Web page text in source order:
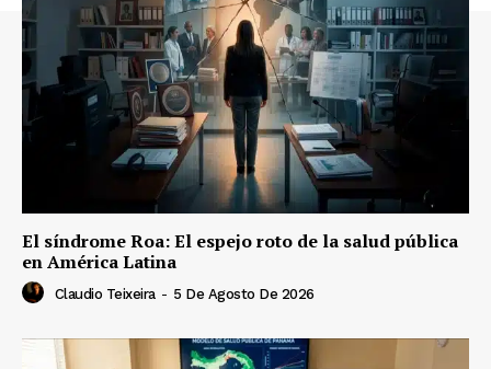
El síndrome Roa: El espejo roto de la salud pública
en América Latina
Claudio Teixeira - 5 De Agosto De 2026